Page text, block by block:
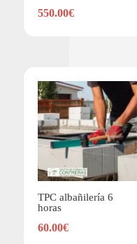
550.00€
TPC albañilería 6
horas
60.00€